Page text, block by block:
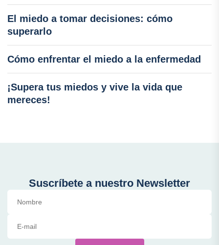
El miedo a tomar decisiones: cómo
superarlo
Cómo enfrentar el miedo a la enfermedad
¡Supera tus miedos y vive la vida que
mereces!
Suscríbete a nuestro Newsletter